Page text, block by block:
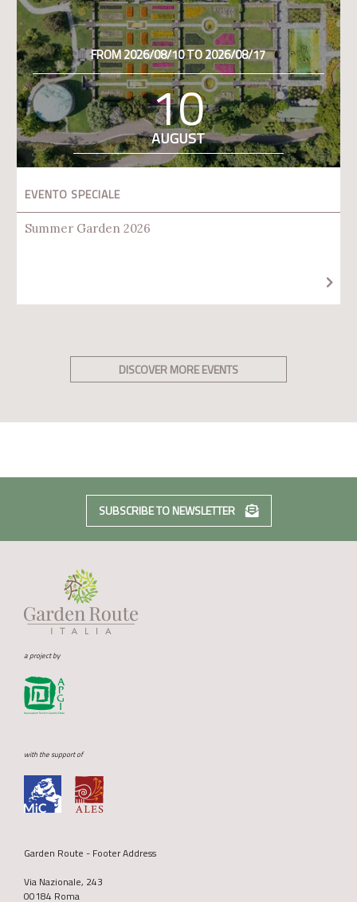
FROM 2026/08/10 TO 2026/08/17
10
AUGUST
EVENTO SPECIALE
Summer Garden 2026
DISCOVER MORE EVENTS
SUBSCRIBE TO NEWSLETTER
a project by
with the support of
Garden Route - Footer Address
Via Nazionale, 243
00184 Roma